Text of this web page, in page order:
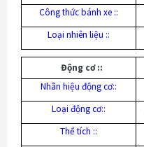
Công thức bánh xe ::
Loại nhiên liệu ::
Động cơ ::
Nhãn hiệu động cơ::
Loại động cơ::
Thể tích ::